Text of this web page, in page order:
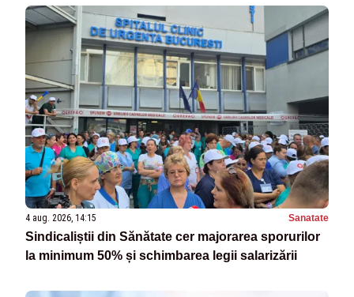
4 aug. 2026, 14:15 Sanatate
Sindicaliștii din Sănătate cer majorarea sporurilor
la minimum 50% și schimbarea legii salarizării